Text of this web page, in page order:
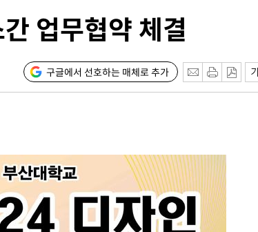
업무협약 체결
구글에서 선호하는 매체로 추가